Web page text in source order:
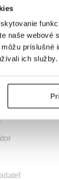
naše
ich služby.